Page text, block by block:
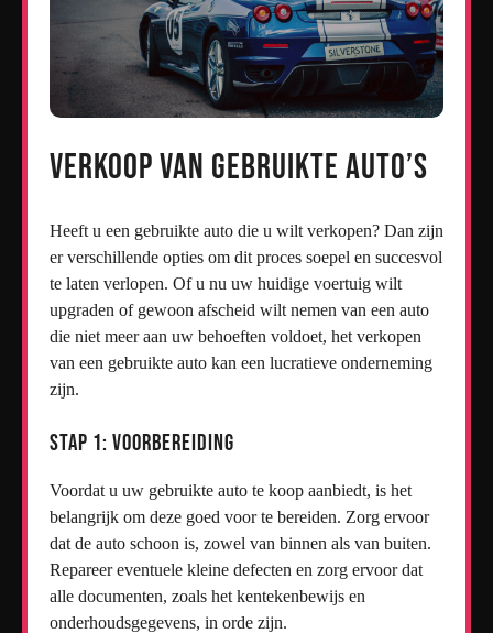
Verkoop van Gebruikte Auto’s
Heeft u een gebruikte auto die u wilt verkopen? Dan zijn
er verschillende opties om dit proces soepel en succesvol
te laten verlopen. Of u nu uw huidige voertuig wilt
upgraden of gewoon afscheid wilt nemen van een auto
die niet meer aan uw behoeften voldoet, het verkopen
van een gebruikte auto kan een lucratieve onderneming
zijn.
Stap 1: Voorbereiding
Voordat u uw gebruikte auto te koop aanbiedt, is het
belangrijk om deze goed voor te bereiden. Zorg ervoor
dat de auto schoon is, zowel van binnen als van buiten.
Repareer eventuele kleine defecten en zorg ervoor dat
alle documenten, zoals het kentekenbewijs en
onderhoudsgegevens, in orde zijn.